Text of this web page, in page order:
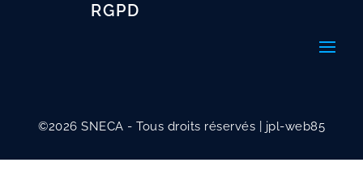
RGPD
©2026 SNECA - Tous droits réservés | jpl-web85